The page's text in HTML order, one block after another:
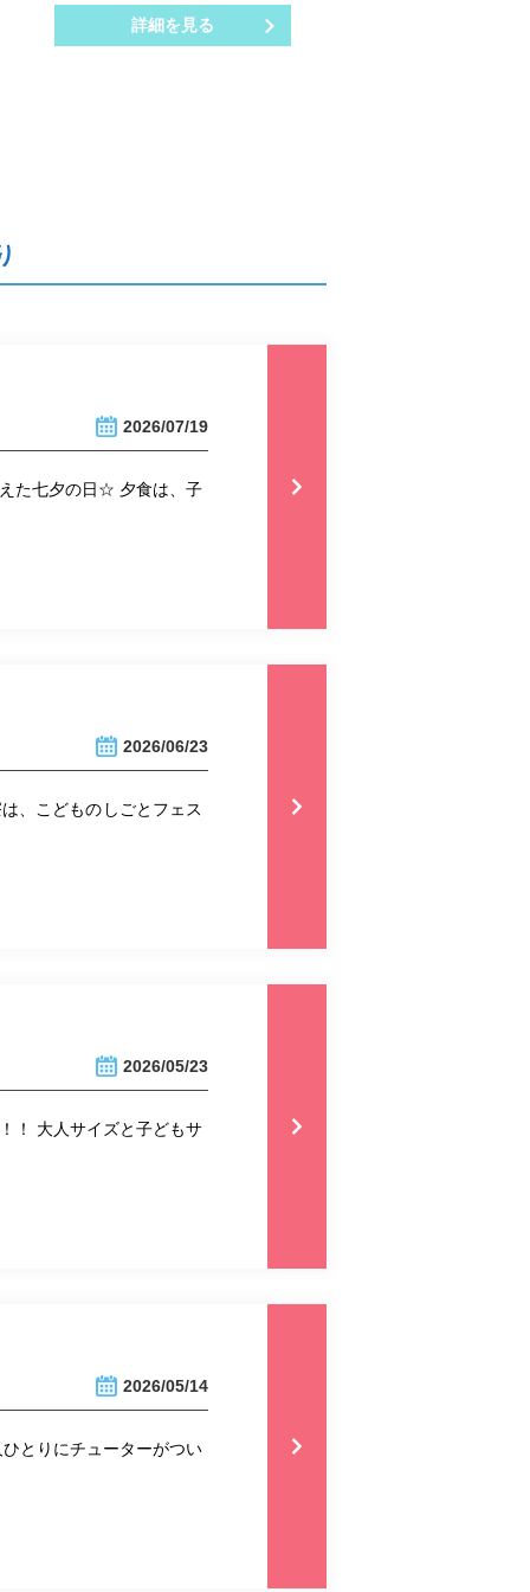
詳細を見る
2026/07/19
た七夕の日☆ 夕食は、子
2026/06/23
、こどものしごとフェス
2026/05/23
！ 大人サイズと子どもサ
2026/05/14
とりにチューターがつい